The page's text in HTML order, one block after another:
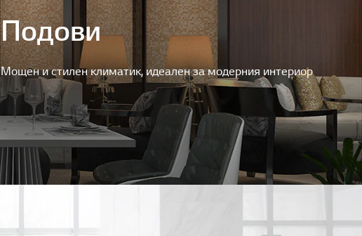
Подови
Мощен и стилен климатик, идеален за модерния интериор